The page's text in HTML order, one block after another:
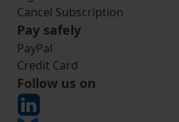
Cancel Subscription
Pay safely
PayPal
Credit Card
Follow us on